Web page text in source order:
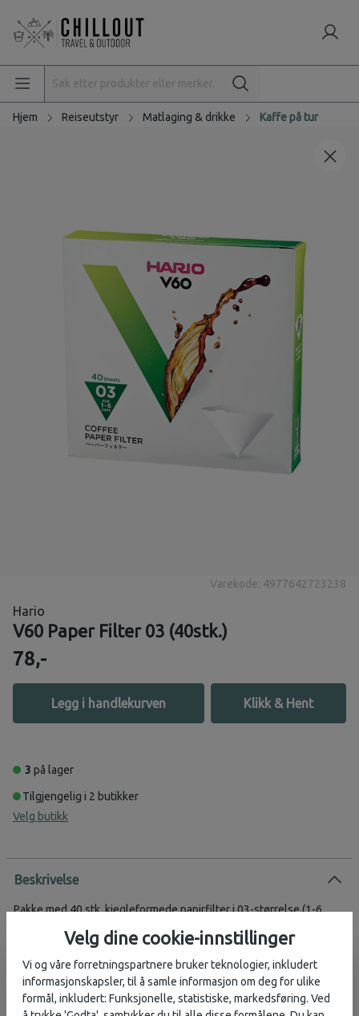
Hjem Reiseutstyr Matlaging & drikke Kaffe på tur
Varekode: 4977642723238
Hario
V60 Paper Filter 03 (40stk.)
78,-
Legg i handlekurven Klikk & Hent
3 på lager
Tilgjengelig i 2 butikker
Velg butikk
Beskrivelse
Pakke med 40 stk. kjegleformede papirfilter i 03-størrelse (1-6
Vurderinger
Velg dine cookie-innstillinger
Vi og våre forretningspartnere bruker teknologier, inkludert
informasjonskapsler, til å samle informasjon om deg for ulike
formål, inkludert: Funksjonelle, statistiske, markedsføring. Ved